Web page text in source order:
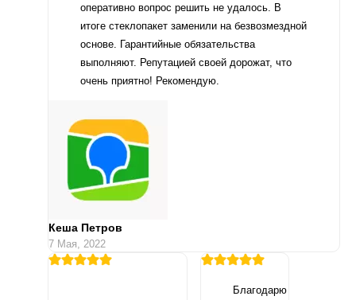
оперативно вопрос решить не удалось. В
итоге стеклопакет заменили на безвозмездной
основе. Гарантийные обязательства
выполняют. Репутацией своей дорожат, что
очень приятно! Рекомендую.
Кеша Петров
7 Мая, 2022
Благодарю